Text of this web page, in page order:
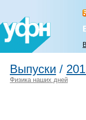
Выпуски /
Физика наших дней